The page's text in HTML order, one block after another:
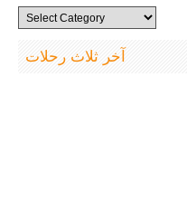
حسب
المكان
آخر ثلاث رحلات